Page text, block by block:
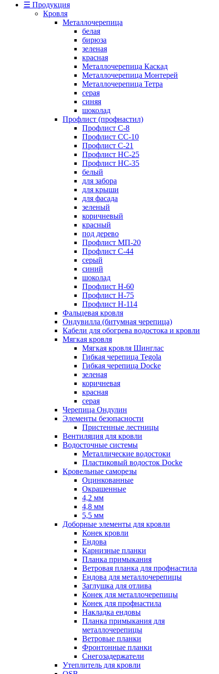
☰ Продукция
Кровля
Металлочерепица
белая
бирюза
зеленая
красная
Металлочерепица Каскад
Металлочерепица Монтерей
Металлочерепица Тетра
серая
синяя
шоколад
Профлист (профнастил)
Профлист С-8
Профлист СС-10
Профлист C-21
Профлист НС-25
Профлист НС-35
белый
для забора
для крыши
для фасада
зеленый
коричневый
красный
под дерево
Профлист МП-20
Профлист С-44
серый
синий
шоколад
Профлист Н-60
Профлист Н-75
Профлист H-114
Фальцевая кровля
Ондувилла (битумная черепица)
Кабели для обогрева водостока и кровли
Мягкая кровля
Мягкая кровля Шинглас
Гибкая черепица Tegola
Гибкая черепица Docke
зеленая
коричневая
красная
серая
Черепица Ондулин
Элементы безопасности
Пристенные лестницы
Вентиляция для кровли
Водосточные системы
Металлические водостоки
Пластиковый водосток Docke
Кровельные саморезы
Оцинкованные
Окрашенные
4,2 мм
4,8 мм
5,5 мм
Доборные элементы для кровли
Конек кровли
Ендова
Карнизные планки
Планка примыкания
Ветровая планка для профнастила
Ендова для металлочерепицы
Заглушка для отлива
Конек для металлочерепицы
Конек для профнастила
Накладка ендовы
Планка примыкания для
металлочерепицы
Ветровые планки
Фронтонные планки
Снегозадержатели
Утеплитель для кровли